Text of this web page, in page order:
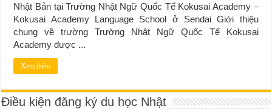
Nhật Bản tại Trường Nhật Ngữ Quốc Tế Kokusai Academy –
Kokusai Academy Language School ở Sendai Giới thiệu
chung về trường Trường Nhật Ngữ Quốc Tế Kokusai
Academy được ...
Xem thêm
Điều kiện đăng ký du học Nhật